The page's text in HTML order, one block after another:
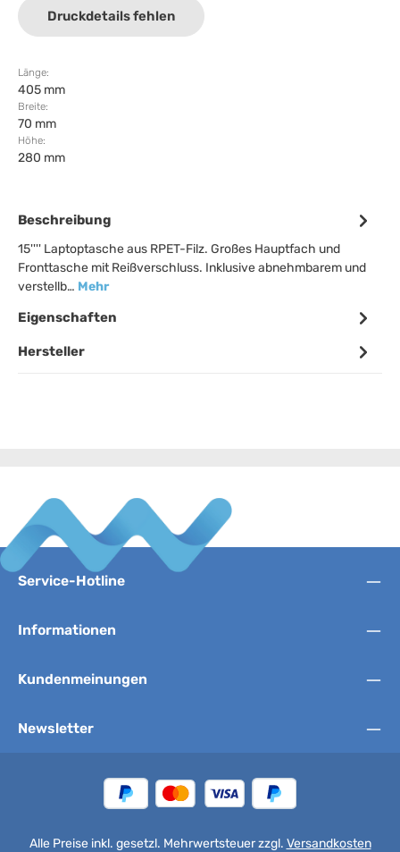
Druckdetails fehlen
Länge:
405 mm
Breite:
70 mm
Höhe:
280 mm
Beschreibung
15'''' Laptoptasche aus RPET-Filz. Großes Hauptfach und
Fronttasche mit Reißverschluss. Inklusive abnehmbarem und
verstellb… Mehr
Eigenschaften
Hersteller
Service-Hotline
Informationen
Kundenmeinungen
Newsletter
Alle Preise inkl. gesetzl. Mehrwertsteuer zzgl. Versandkosten